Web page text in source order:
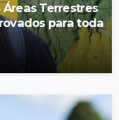
Áreas Terrestres
para toda